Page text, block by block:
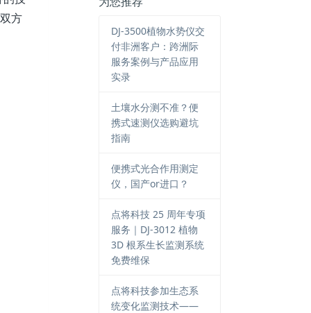
方
DJ-3500植物水势仪交
付非洲客户：跨洲际
服务案例与产品应用
实录
土壤水分测不准？便
携式速测仪选购避坑
指南
便携式光合作用测定
仪，国产or进口？
点将科技 25 周年专项
服务｜DJ-3012 植物
3D 根系生长监测系统
免费维保
点将科技参加生态系
统变化监测技术——